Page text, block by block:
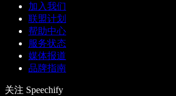
加入我们
联盟计划
帮助中心
服务状态
媒体报道
品牌指南
关注 Speechify